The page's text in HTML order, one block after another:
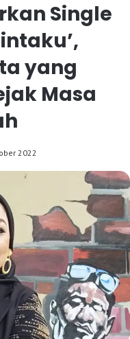
Single
yang
Masa
2022